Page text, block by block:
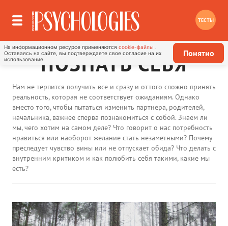
ТЕСТЫ
На информационном ресурсе применяются cookie-файлы
Оставаясь на сайте, вы подтверждаете свое согласие на их
использование.
Понятно
ПОЗНАТЬ СЕБЯ
Нам не терпится получить все и сразу и оттого сложно принять
реальность, которая не соответствует ожиданиям. Однако
вместо того, чтобы пытаться изменить партнера, родителей,
начальника, важнее сперва познакомиться с собой. Знаем ли
мы, чего хотим на самом деле? Что говорит о нас потребность
нравиться или наоборот желание стать незаметными? Почему
преследует чувство вины или не отпускает обида? Что делать с
внутренним критиком и как полюбить себя такими, какие мы
есть?